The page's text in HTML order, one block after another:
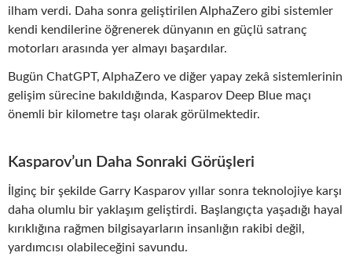
ilham verdi. Daha sonra geliştirilen AlphaZero gibi sistemler
kendi kendilerine öğrenerek dünyanın en güçlü satranç
motorları arasında yer almayı başardılar.
Bugün ChatGPT, AlphaZero ve diğer yapay zekâ sistemlerinin
gelişim sürecine bakıldığında, Kasparov Deep Blue maçı
önemli bir kilometre taşı olarak görülmektedir.
Kasparov’un Daha Sonraki Görüşleri
İlginç bir şekilde Garry Kasparov yıllar sonra teknolojiye karşı
daha olumlu bir yaklaşım geliştirdi. Başlangıçta yaşadığı hayal
kırıklığına rağmen bilgisayarların insanlığın rakibi değil,
yardımcısı olabileceğini savundu.